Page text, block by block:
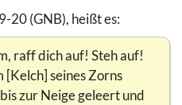
20 (GNB), heißt es:
raff dich auf! Steh auf!
[Kelch] seines Zorns
zur Neige geleert und